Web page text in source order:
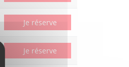
Je réserve
Je réserve